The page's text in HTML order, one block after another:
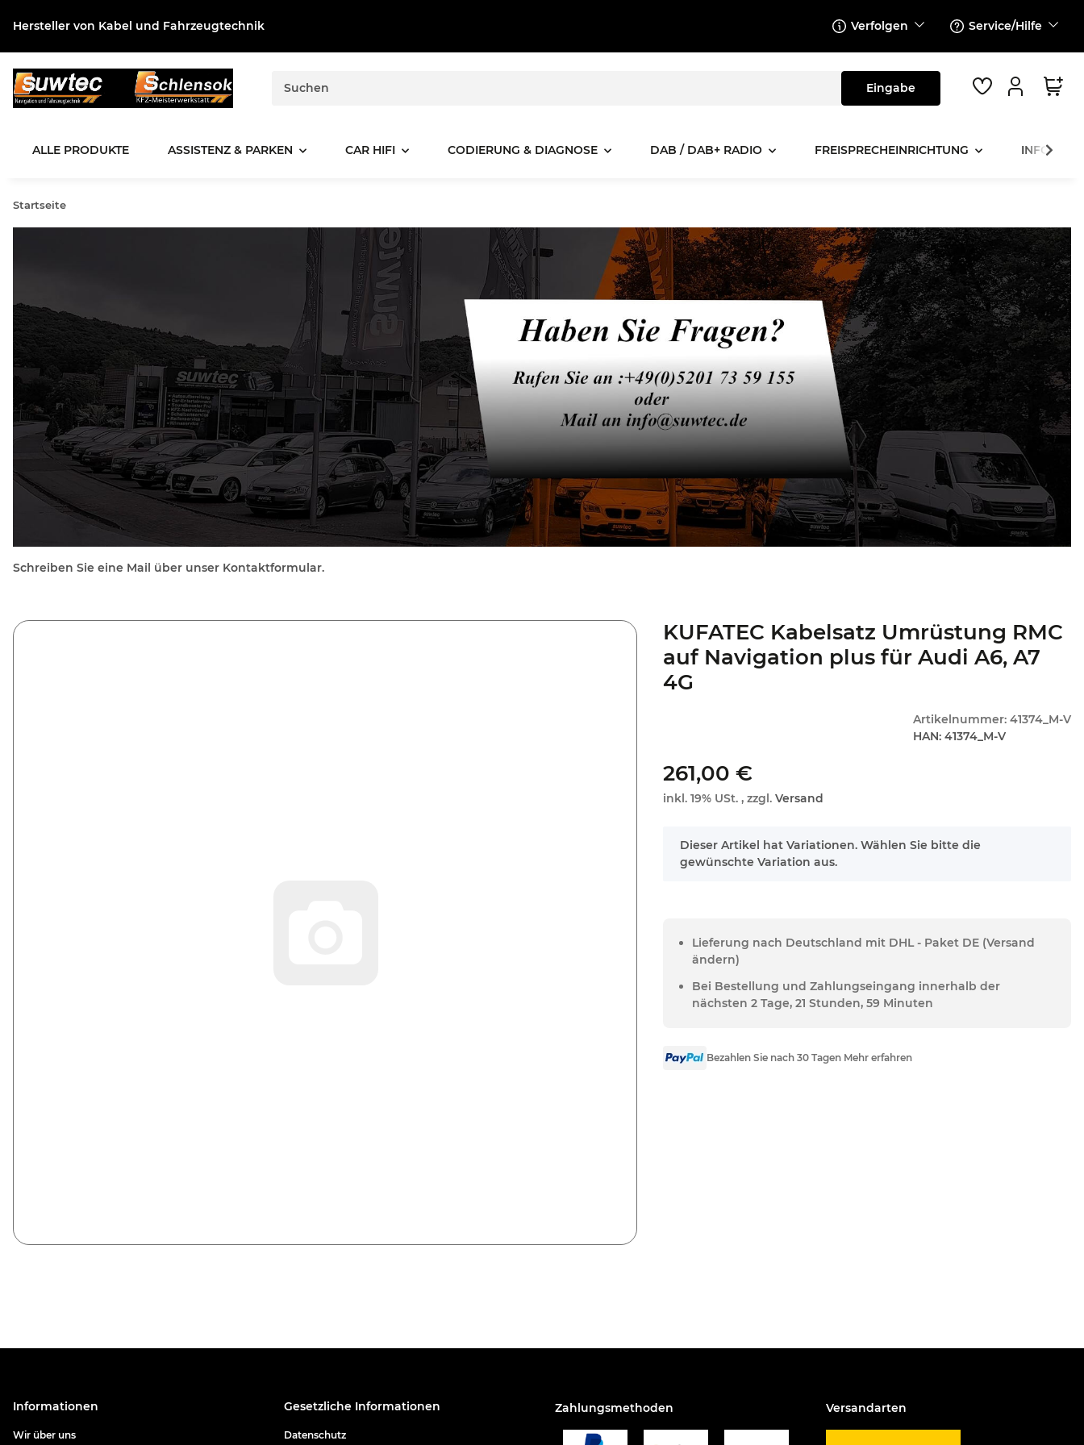
Hersteller von Kabel und Fahrzeugtechnik Verfolgen Service/Hilfe
ALLE PRODUKTE ASSISTENZ & PARKEN CAR HIFI CODIERUNG & DIAGNOSE DAB / DAB+ RADIO FREISPRECHEINRICHTUNG
Startseite
Schreiben Sie eine Mail über unser Kontaktformular.
KUFATEC Kabelsatz Umrüstung RMC
auf Navigation plus für Audi A6, A7
4G
Artikelnummer: 41374_M-V
HAN: 41374_M-V
261,00 €
inkl. 19% USt. , zzgl.Versand
x
Dieser Artikel hat Variationen. Wählen Sie bitte die
gewünschte Variation aus.
Lieferung nach Deutschland mit DHL - Paket DE (Versand
ändern)
Bei Bestellung und Zahlungseingang innerhalb der
nächsten 2 Tage, 21 Stunden, 59 Minuten
Bezahlen Sie nach 30 Tagen Mehr erfahren
Informationen
Wir über uns
Gesetzliche Informationen
Datenschutz
Zahlungsmethoden Versandarten